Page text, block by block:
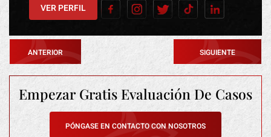
VER PERFIL
ANTERIOR SIGUIENTE
Empezar GratisEvaluación De Casos
PÓNGASE EN CONTACTO CON NOSOTROS